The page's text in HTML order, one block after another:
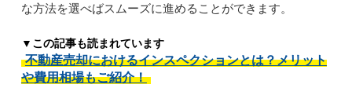
な方法を選べばスムーズに進めることができます。
▼この記事も読まれています
不動産売却におけるインスペクションとは？メリット
や費用相場もご紹介！